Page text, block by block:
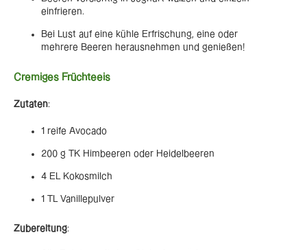
einfrieren.
Bei Lust auf eine kühle Erfrischung, eine oder
mehrere Beeren herausnehmen und genießen!
Cremiges Früchteeis
Zutaten:
1 reife Avocado
200 g TK Himbeeren oder Heidelbeeren
4 EL Kokosmilch
1 TL Vanillepulver
Zubereitung: